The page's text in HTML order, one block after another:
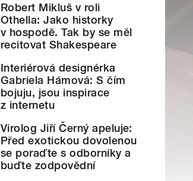
Robert Mikluš v roli
Othella: Jako historky
v hospodě. Tak by se měl
recitovat Shakespeare
Interiérová designérka
Gabriela Hámová: S čím
bojuju, jsou inspirace
z internetu
Virolog Jiří Černý apeluje:
Před exotickou dovolenou
se poraďte s odborníky a
buďte zodpovědní